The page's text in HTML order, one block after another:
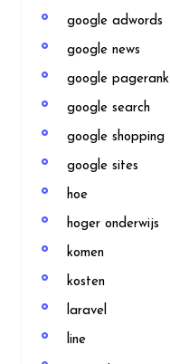
google adwords
google news
google pagerank
google search
google shopping
google sites
hoe
hoger onderwijs
komen
kosten
laravel
line